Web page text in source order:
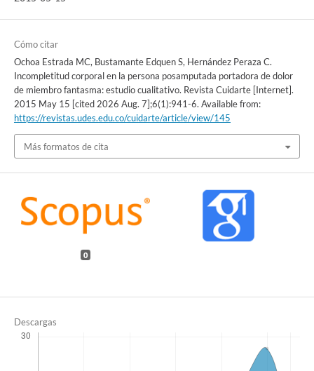
Cómo citar
Ochoa Estrada MC, Bustamante Edquen S, Hernández Peraza C.
Incompletitud corporal en la persona posamputada portadora de dolor
de miembro fantasma: estudio cualitativo. Revista Cuidarte [Internet].
2015 May 15 [cited 2026 Aug. 7];6(1):941-6. Available from:
https://revistas.udes.edu.co/cuidarte/article/view/145
Más formatos de cita
0
Descargas